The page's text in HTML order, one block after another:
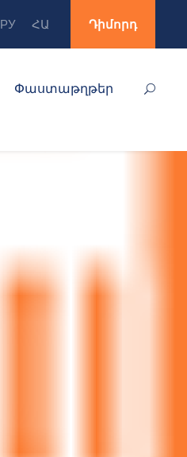
РУ ՀԱ Դիմորդ
Փաստաթղթեր